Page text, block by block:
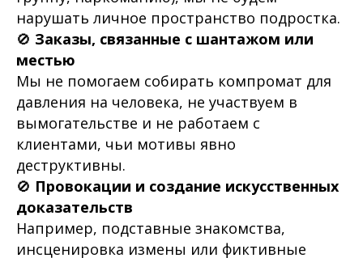
нарушать личное пространство подростка.
🚫 Заказы, связанные с шантажом или
местью
Мы не помогаем собирать компромат для
давления на человека, не участвуем в
вымогательстве и не работаем с
клиентами, чьи мотивы явно
деструктивны.
🚫 Провокации и создание искусственных
доказательств
Например, подставные знакомства,
инсценировка измены или фиктивные